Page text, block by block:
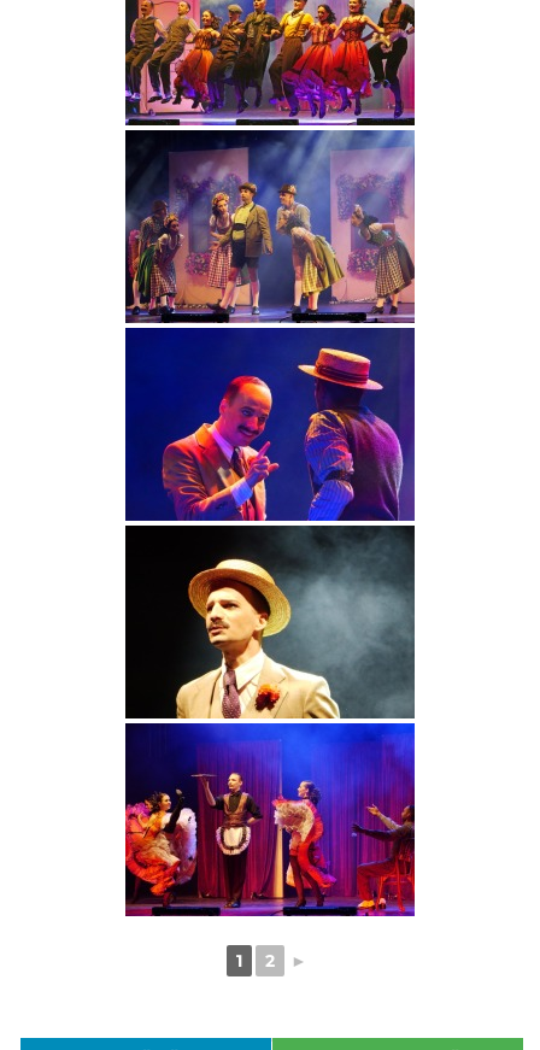
1 2 ►